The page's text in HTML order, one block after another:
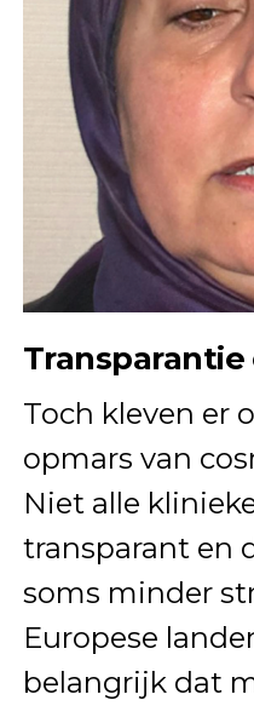
Toch kleven er
opmars van
Niet alle
transparant en
soms minder
Europese
belangrijk dat